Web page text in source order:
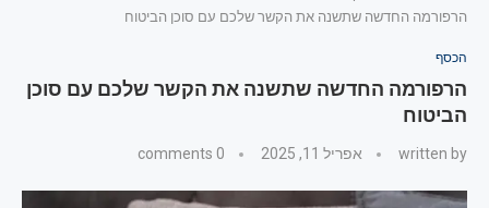
הרפורמה החדשה שתשנה את הקשר שלכם עם סוכן הביטוח
הכסף
הרפורמה החדשה שתשנה את הקשר שלכם עם סוכן
הביטוח
written by אפריל 11, 2025 0 comments